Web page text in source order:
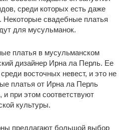
среди которых есть даже
свадебные платья
для мусульманок.
платья в мусульманском
дизайнер Ирна ла Перль. Ее
восточных невест, и это не
платья от Ирна ла Перль
при этом соответствуют
культуры.
предлагают большой выбор